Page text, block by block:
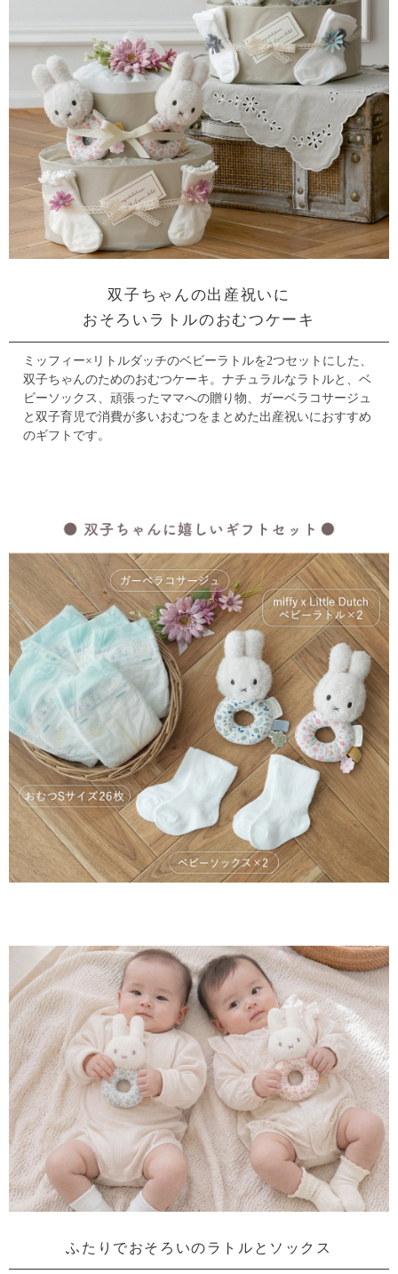
双子ちゃんの出産祝いに
おそろいラトルのおむつケーキ
ミッフィー×リトルダッチのベビーラトルを2つセットにした、
双子ちゃんのためのおむつケーキ。 ナチュラルなラトルと、ベ
ビーソックス、頑張ったママへの贈り物、ガーベラコサージュ
と 双子育児で消費が多いおむつをまとめた出産祝いにおすすめ
のギフトです。
ふたりでおそろいのラトルとソックス